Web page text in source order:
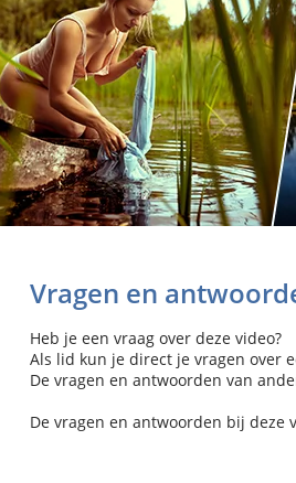
Vragen en
Heb je een vraag over deze video?
Als lid kun je direct je vragen over
De vragen en antwoorden van
De vragen en antwoorden bij deze